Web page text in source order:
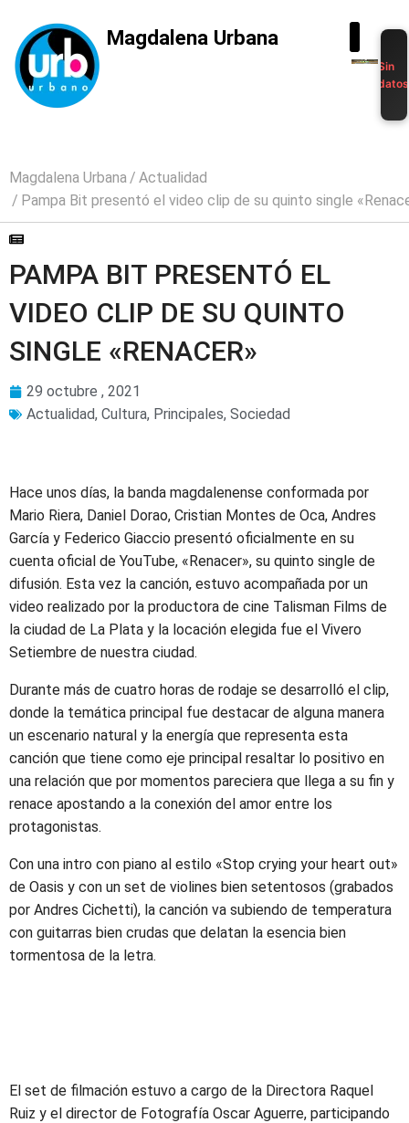
Magdalena Urbana
Sin
datos
Magdalena Urbana
Actualidad
Pampa Bit presentó el video clip de su quinto single
PAMPA BIT PRESENTÓ EL
VIDEO CLIP DE SU QUINTO
SINGLE «RENACER»
29 octubre , 2021
Actualidad, Cultura, Principales, Sociedad
Hace unos días, la banda magdalenense conformada por
Mario Riera, Daniel Dorao, Cristian Montes de Oca, Andres
García y Federico Giaccio presentó oficialmente en su
cuenta oficial de YouTube, «Renacer», su quinto single de
difusión. Esta vez la canción, estuvo acompañada por un
video realizado por la productora de cine Talisman Films de
la ciudad de La Plata y la locación elegida fue el Vivero
Setiembre de nuestra ciudad.
Durante más de cuatro horas de rodaje se desarrolló el clip,
donde la temática principal fue destacar de alguna manera
un escenario natural y la energía que representa esta
canción que tiene como eje principal resaltar lo positivo en
una relación que por momentos pareciera que llega a su fin y
renace apostando a la conexión del amor entre los
protagonistas.
Con una intro con piano al estilo «Stop crying your heart out»
de Oasis y con un set de violines bien setentosos (grabados
por Andres Cichetti), la canción va subiendo de temperatura
con guitarras bien crudas que delatan la esencia bien
tormentosa de la letra.
El set de filmación estuvo a cargo de la Directora Raquel
Ruiz y el director de Fotografía Oscar Aguerre, participando